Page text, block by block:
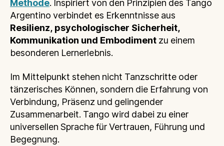
Methode. Inspiriert von den Prinzipien des Tango
Argentino verbindet es Erkenntnisse aus
Resilienz, psychologischer Sicherheit,
Kommunikation und Embodiment zu einem
besonderen Lernerlebnis.
Im Mittelpunkt stehen nicht Tanzschritte oder
tänzerisches Können, sondern die Erfahrung von
Verbindung, Präsenz und gelingender
Zusammenarbeit. Tango wird dabei zu einer
universellen Sprache für Vertrauen, Führung und
Begegnung.